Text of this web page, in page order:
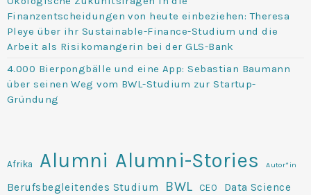
Finanzentscheidungen von heute einbeziehen: Theresa
Pleye über ihr Sustainable-Finance-Studium und die
Arbeit als Risikomangerin bei der GLS-Bank
4.000 Bierpongbälle und eine App: Sebastian Baumann
über seinen Weg vom BWL-Studium zur Startup-
Gründung
Afrika Alumni Alumni-Stories Autor*in
Berufsbegleitendes Studium BWL CEO Data Science